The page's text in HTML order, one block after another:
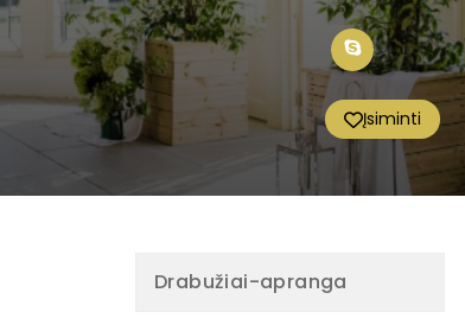
Įsiminti
Drabužiai-apranga